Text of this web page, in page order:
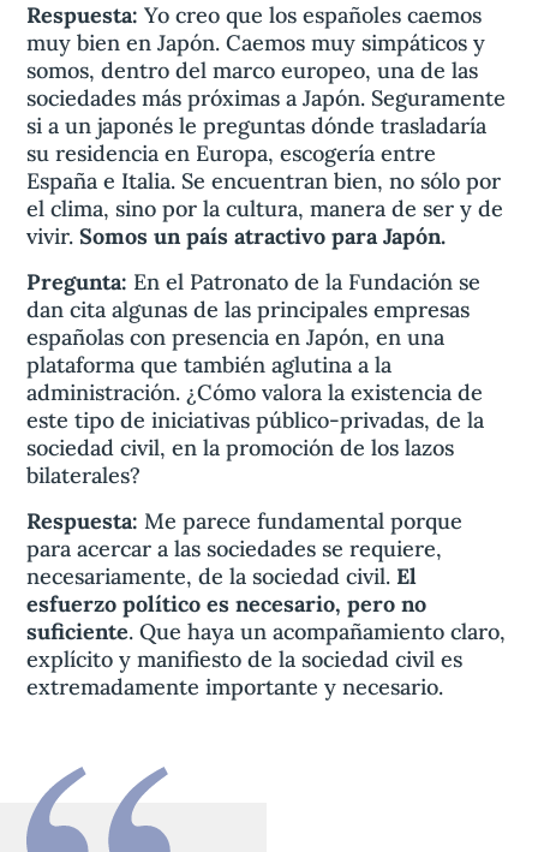
Respuesta:Yo creo que los españoles caemos
muy bien en Japón. Caemos muy simpáticos y
somos, dentro del marco europeo, una de las
sociedades más próximas a Japón. Seguramente
si a un japonés le preguntas dónde trasladaría
su residencia en Europa, escogería entre
España e Italia. Se encuentran bien, no sólo por
el clima, sino por la cultura, manera de ser y de
vivir.Somos un país atractivo para Japón.
Pregunta: En el Patronato de la Fundación se
dan cita algunas de las principales empresas
españolas con presencia en Japón, en una
plataforma que también aglutina a la
administración. ¿Cómo valora la existencia de
este tipo de iniciativas público-privadas, de la
sociedad civil, en la promoción de los lazos
bilaterales?
Respuesta:Me parece fundamental porque
para acercar a las sociedades se requiere,
necesariamente, de la sociedad civil. El
esfuerzo político es necesario, pero no
suficiente. Que haya un acompañamiento claro,
explícito y manifiesto de la sociedad civil es
extremadamente importante y necesario.